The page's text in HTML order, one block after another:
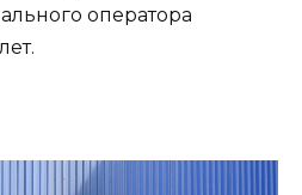
оператора